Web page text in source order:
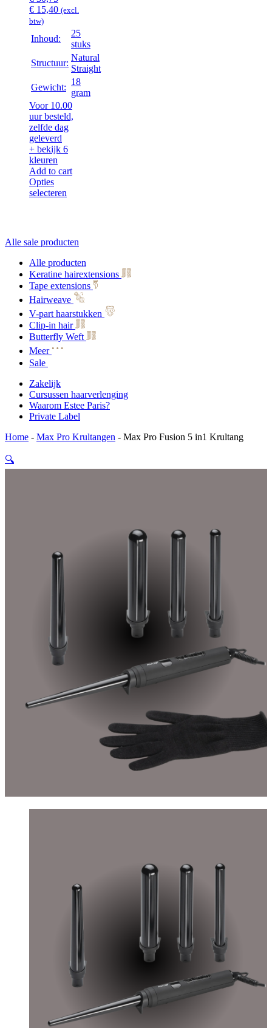
Oorspronkelijke
prijs
€ 30,75.
€ 15,40Huidige
€ 15,40.
(excl.
btw)
Inhoud:
25
stuks
Structuur:
Natural
Straight
Gewicht:
18
gram
Voor 10.00
uur besteld,
zelfde dag
geleverd
+ bekijk 6
kleuren
Add to cart
Opties
selecteren
Alle sale producten
Alle producten
Keratine hairextensions
Tape extensions
Hairweave
V-part haarstukken
Clip-in hair
Butterfly Weft
Meer
Sale
Zakelijk
Cursussen haarverlenging
Waarom Estee Paris?
Private Label
Home - Max Pro Krultangen - Max Pro Fusion 5 in1 Krultang
🔍